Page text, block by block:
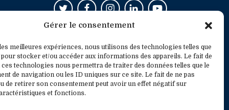
Gérer le consentement
meilleures expériences, nous utilisons des technologies telles que
stocker et/ou accéder aux informations des appareils. Le fait de
technologies nous permettra de traiter des données telles que le
de navigation ou les ID uniques sur ce site. Le fait de ne pas
de retirer son consentement peut avoir un effet négatif sur
et fonctions.
Mentions légales